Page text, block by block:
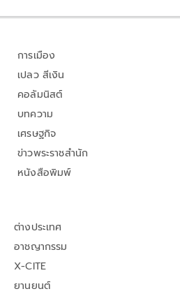
การเมือง
เปลว สีเงิน
คอลัมนิสต์
บทความ
เศรษฐกิจ
ข่าวพระราชสำนัก
หนังสือพิมพ์
ต่างประเทศ
อาชญากรรม
X-CITE
ยานยนต์